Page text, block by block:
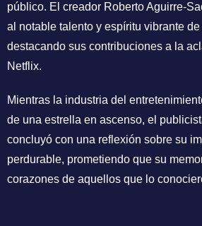
público. El creador Roberto Aguirre-
al notable talento y espíritu vibrante
destacando sus contribuciones a la
Netflix.
Mientras la industria del
de una estrella en ascenso, el
concluyó con una reflexión sobre su
perdurable, prometiendo que su
corazones de aquellos que lo